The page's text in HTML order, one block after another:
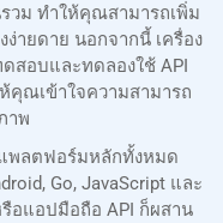
วม ทำให้คุณสามารถเพิ่ม
ง่ายดาย นอกจากนี้ เครื่อง
สอบและทดลองใช้ API
คุณเข้าใจความสามารถ
าพ
แพลตฟอร์มหลักทั้งหมด
Go, JavaScript และ
อแอปมือถือ API ก็ผสาน